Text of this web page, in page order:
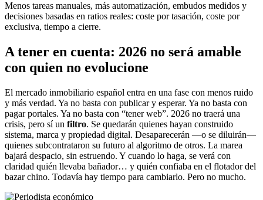
Menos tareas manuales, más automatización, embudos medidos y
decisiones basadas en ratios reales: coste por tasación, coste por
exclusiva, tiempo a cierre.
A tener en cuenta: 2026 no será amable
con quien no evolucione
El mercado inmobiliario español entra en una fase con menos ruido
y más verdad. Ya no basta con publicar y esperar. Ya no basta con
pagar portales. Ya no basta con “tener web”. 2026 no traerá una
crisis, pero sí un filtro. Se quedarán quienes hayan construido
sistema, marca y propiedad digital. Desaparecerán —o se diluirán—
quienes subcontrataron su futuro al algoritmo de otros. La marea
bajará despacio, sin estruendo. Y cuando lo haga, se verá con
claridad quién llevaba bañador… y quién confiaba en el flotador del
bazar chino. Todavía hay tiempo para cambiarlo. Pero no mucho.